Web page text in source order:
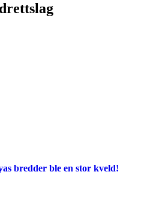
bredder ble en stor kveld!